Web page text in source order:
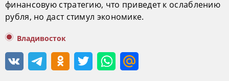
финансовую стратегию, что приведет к ослаблению
рубля, но даст стимул экономике.
Владивосток